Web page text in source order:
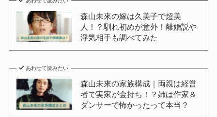
森山未來の嫁は久美子で超美
人！？馴れ初めが意外！離婚説や
浮気相手も調べてみた
あわせて読みたい
森山未來の家族構成｜両親は経営
者で実家が金持ち！？姉は作家＆
ダンサーで怖かったって本当？